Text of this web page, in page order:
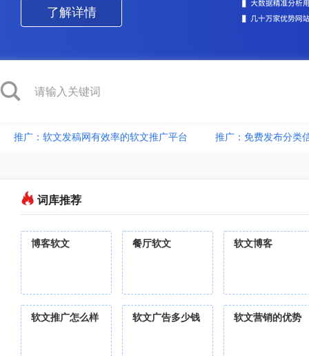
了解详情
推广：软文发稿网有效率的软文推广平台 推广：免费发布分类
词库推荐
博客软文 餐厅软文 软文博客
软文推广怎么样 软文广告多少钱 软文营销的优势